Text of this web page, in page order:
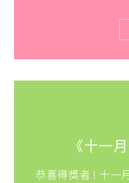
《十一
恭喜得獎者 ! 十一